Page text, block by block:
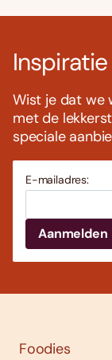
Wist je dat we
met de
speciale
E-mailadres:
Foodies